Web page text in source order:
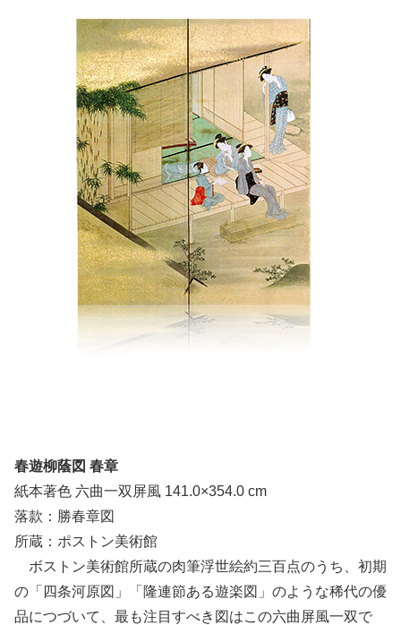
春遊柳蔭図 春章
紙本著色 六曲一双屏風 141.0×354.0 cm
落款：勝春章図
所蔵：ポストン美術館
ボストン美術館所蔵の肉筆浮世絵約三百点のうち、初期
の「四条河原図」「隆連節ある遊楽図」のような稀代の優
品につづいて、最も注目すべき図はこの六曲屏風一双で